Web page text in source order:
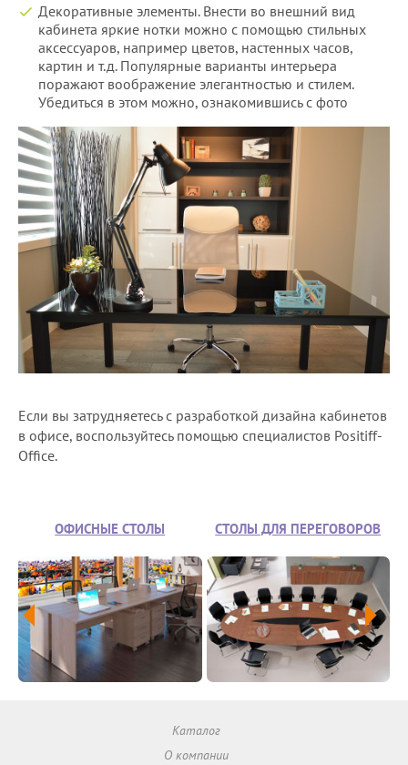
Декоративные элементы. Внести во внешний вид
кабинета яркие нотки можно с помощью стильных
аксессуаров, например цветов, настенных часов,
картин и т.д. Популярные варианты интерьера
поражают воображение элегантностью и стилем.
Убедиться в этом можно, ознакомившись с фото
Если вы затрудняетесь с разработкой дизайна кабинетов
в офисе, воспользуйтесь помощью специалистов Positiff-
Office.
СТОЛЫ СТОЛЫ ДЛЯ ПЕРЕГОВОРОВ
Каталог
О компании